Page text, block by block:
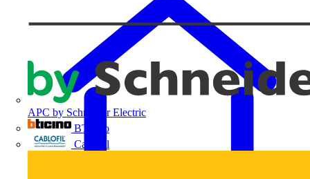
APC by Schneider Electric
BTicino
Cablofil